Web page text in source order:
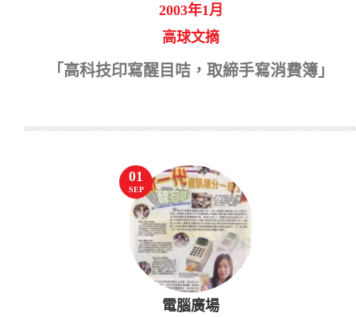
2003年1月
高球文摘
「高科技印寫醒目咭，取締手寫消費簿」
01
SEP
電腦廣場